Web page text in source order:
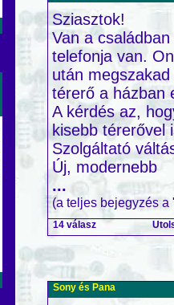
Sziasztok!
Van a
telefonja van.
után
térerő a házban
A kérdés az,
kisebb térerővel
Szolgáltató
Új, modernebb
...
(a teljes bejegyzés
14 válasz
Sony és Pana